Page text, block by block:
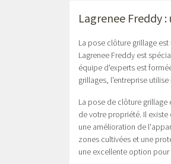
Lagrenee Freddy
La pose clôture grillage
Lagrenee Freddy est
équipe d'experts est
grillages, l'entreprise
La pose de clôture
de votre propriété. Il
une amélioration de
zones cultivées et une
une excellente option